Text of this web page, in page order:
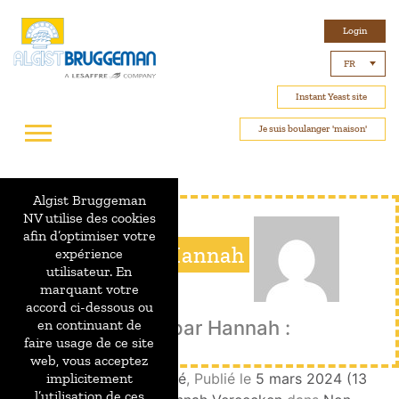
Login
FR
Instant Yeast site
Je suis boulanger 'maison'
A propos:Hannah
Publié par Hannah :
Programme de fidélité, Publié le 5 mars 2024 (13
Algist Bruggeman
NV utilise des cookies
afin d’optimiser votre
expérience
utilisateur. En
marquant votre
accord ci-dessous ou
en continuant de
faire usage de ce site
web, vous acceptez
implicitement